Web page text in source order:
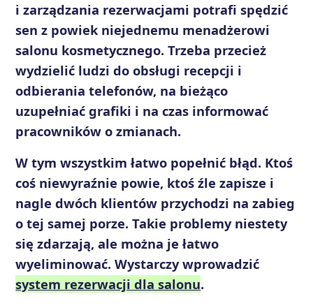
i zarządzania rezerwacjami potrafi spędzić
sen z powiek niejednemu menadżerowi
salonu kosmetycznego. Trzeba przecież
wydzielić ludzi do obsługi recepcji i
odbierania telefonów, na bieżąco
uzupełniać grafiki i na czas informować
pracowników o zmianach.
W tym wszystkim łatwo popełnić błąd. Ktoś
coś niewyraźnie powie, ktoś źle zapisze i
nagle dwóch klientów przychodzi na zabieg
o tej samej porze. Takie problemy niestety
się zdarzają, ale można je łatwo
wyeliminować. Wystarczy wprowadzić
system rezerwacji dla salonu.